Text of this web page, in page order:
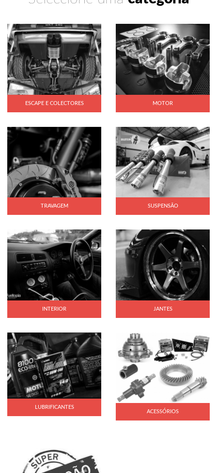
ESCAPE E COLECTORES MOTOR
TRAVAGEM SUSPENSÃO
INTERIOR JANTES
LUBRIFICANTES
ACESSÓRIOS